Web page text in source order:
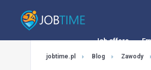
Job offers
jobtime.pl Blog Zawody